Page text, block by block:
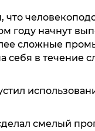
что
году начнут
сложные
себя в течение
смелый